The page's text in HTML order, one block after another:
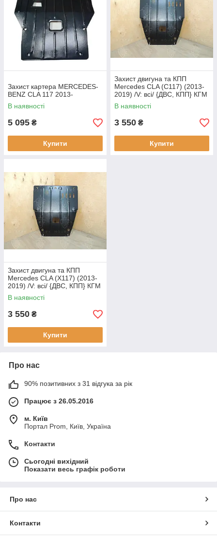
Захист картера MERCEDES-
BENZ CLA 117 2013-
В наявності
5 095 ₴
Купити
Захист двигуна та КПП
Mercedes CLA (C117) (2013-
2019) /V: всі/ {ДВС, КПП} КГМ
В наявності
3 550 ₴
Купити
Захист двигуна та КПП
Mercedes CLA (X117) (2013-
2019) /V: всі/ {ДВС, КПП} КГМ
В наявності
3 550 ₴
Купити
Про нас
90% позитивних з 31 відгука за рік
Працює з 26.05.2016
м. Київ
Портал Prom, Київ, Україна
Контакти
Сьогодні вихідний
Показати весь графік роботи
Про нас
Контакти